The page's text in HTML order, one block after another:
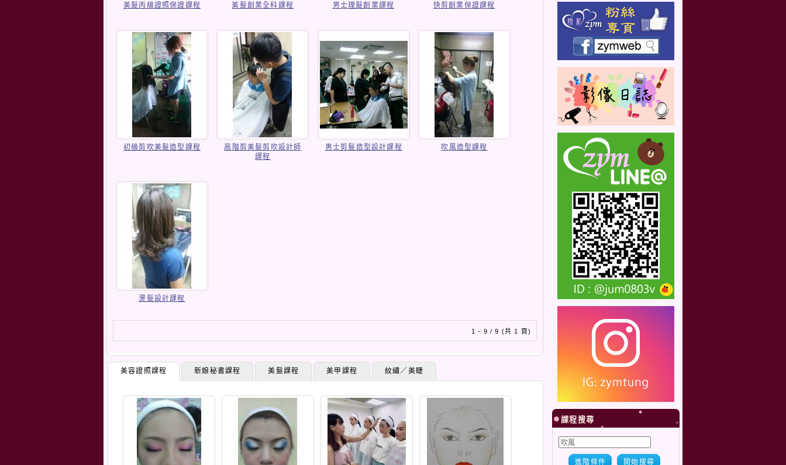
課程搜尋
進階條件 開始搜尋
美髮丙級證照保證課程 美髮創業全科課程 男士理髮創業課程 快剪創業保證課程
初級剪吹美髮造型課程
高階剪美髮剪吹設計師
課程
男士剪髮造型設計課程 吹風造型課程
燙髮設計課程
1 - 9 / 9 (共 1 頁)
美容證照課程 新娘秘書課程 美髮課程 美甲課程 紋繡／美睫